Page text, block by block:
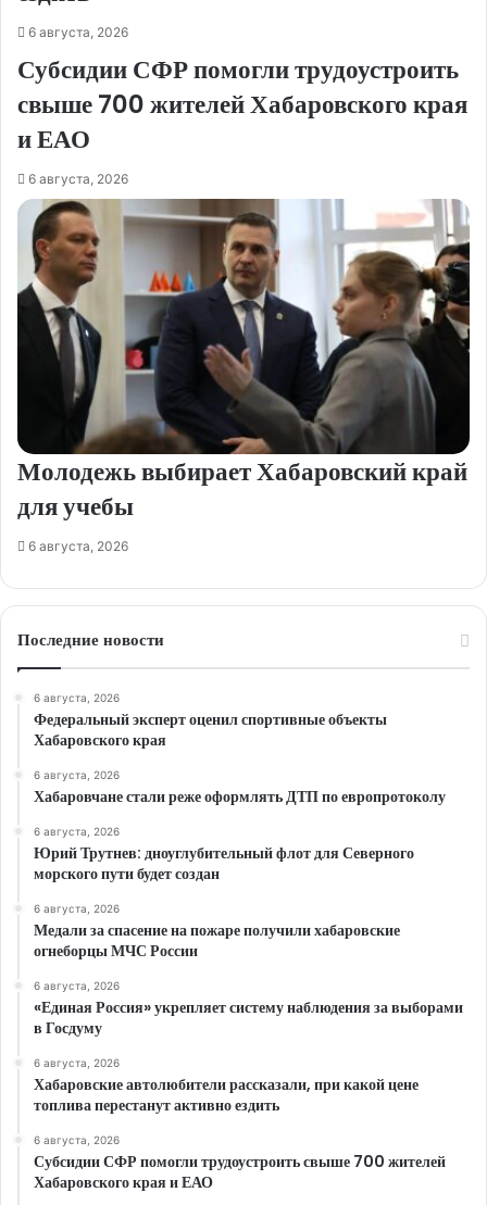
6 августа, 2026
Субсидии СФР помогли трудоустроить
свыше 700 жителей Хабаровского края
и ЕАО
6 августа, 2026
Молодежь выбирает Хабаровский край
для учебы
6 августа, 2026
Последние новости
6 августа, 2026
Федеральный эксперт оценил спортивные объекты
Хабаровского края
6 августа, 2026
Хабаровчане стали реже оформлять ДТП по европротоколу
6 августа, 2026
Юрий Трутнев: дноуглубительный флот для Северного
морского пути будет создан
6 августа, 2026
Медали за спасение на пожаре получили хабаровские
огнеборцы МЧС России
6 августа, 2026
«Единая Россия» укрепляет систему наблюдения за выборами
в Госдуму
6 августа, 2026
Хабаровские автолюбители рассказали, при какой цене
топлива перестанут активно ездить
6 августа, 2026
Субсидии СФР помогли трудоустроить свыше 700 жителей
Хабаровского края и ЕАО